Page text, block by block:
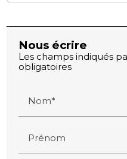
Nous écrire
Les champs indiqués
obligatoires
Nom*
Prénom